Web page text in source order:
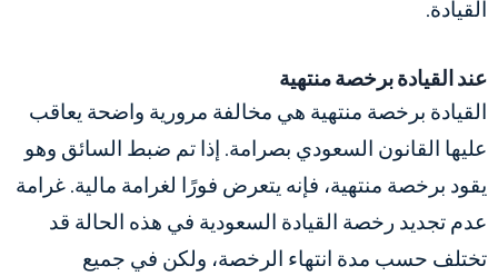
القيادة.
عند القيادة برخصة منتهية
القيادة برخصة منتهية هي مخالفة مرورية واضحة يعاقب
عليها القانون السعودي بصرامة. إذا تم ضبط السائق وهو
يقود برخصة منتهية، فإنه يتعرض فورًا لغرامة مالية. غرامة
عدم تجديد رخصة القيادة السعودية في هذه الحالة قد
تختلف حسب مدة انتهاء الرخصة، ولكن في جميع